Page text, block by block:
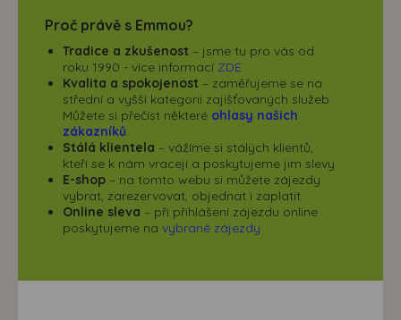
Proč právě s Emmou?
Tradice a zkušenost – jsme tu pro vás od
roku 1990 - více informací ZDE
Kvalita a spokojenost – zaměřujeme se na
střední a vyšší kategorii zajišťovaných služeb.
Můžete si přečíst některé ohlasy našich
zákazníků.
Stálá klientela – vážíme si stálých klientů,
kteří se k nám vracejí a poskytujeme jim slevy
E-shop – na tomto webu si můžete zájezdy
vybrat, zarezervovat, objednat i zaplatit
Online sleva – při přihlášení zájezdu online
poskytujeme na vybrané zájezdy